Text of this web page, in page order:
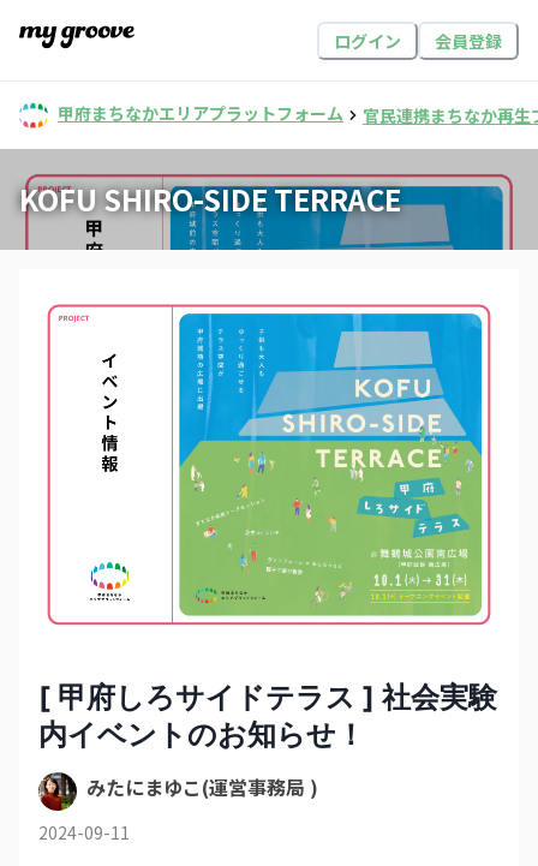
ログイン 会員登録
甲府まちなかエリアプラットフォーム 官民連携まちなか再生
KOFU SHIRO-SIDE TERRACE
[ 甲府しろサイドテラス ] 社会実験
内イベントのお知らせ！
みたにまゆこ(運営事務局 )
2024-09-11